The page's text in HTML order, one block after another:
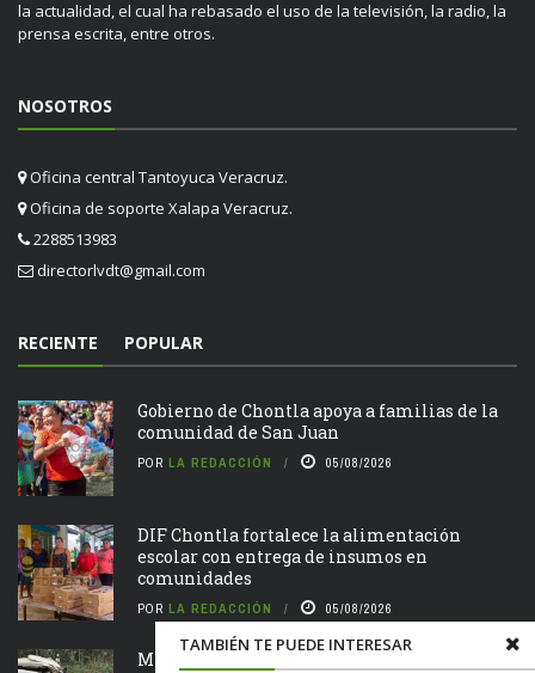
TAMBIÉN TE PUEDE INTERESAR
la actualidad, el cual ha rebasado el uso de la televisión, la radio, la
prensa escrita, entre otros.
NOSOTROS
Oficina central Tantoyuca Veracruz.
Oficina de soporte Xalapa Veracruz.
2288513983
directorlvdt@gmail.com
RECIENTE POPULAR
Gobierno de Chontla apoya a familias de la
comunidad de San Juan
POR LA REDACCIÓN 05/08/2026
DIF Chontla fortalece la alimentación
escolar con entrega de insumos en
comunidades
POR LA REDACCIÓN 05/08/2026
Motociclista resulta lesionado tras chocar de